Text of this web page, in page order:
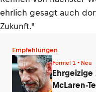
ehrlich gesagt auch
Zukunft."
Empfehlungen
Formel 1 • Neu
Ehrgeizige
McLaren-